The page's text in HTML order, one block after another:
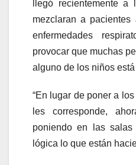
llegó recientemente
mezclaran a
enfermedades
provocar que muchas
alguno de los niños
“En lugar de poner a
les corresponde,
poniendo en las
lógica lo que están